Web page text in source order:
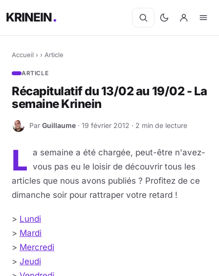
KRINEIN
Accueil › › Article
ARTICLE
Récapitulatif du 13/02 au 19/02 - La
semaine Krinein
G Par Guillaume · 19 février 2012 · 2 min de lecture
L a semaine a été chargée, peut-être n'avez-
vous pas eu le loisir de découvrir tous les
articles que nous avons publiés ? Profitez de ce
dimanche soir pour rattraper votre retard !
> Lundi
> Mardi
> Mercredi
> Jeudi